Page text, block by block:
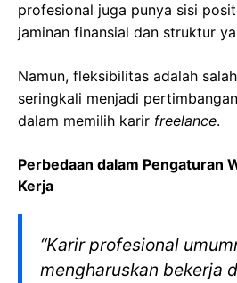
profesional juga punya sisi
jaminan finansial dan struktur
Namun, fleksibilitas adalah
seringkali menjadi
dalam memilih karir freelance.
Perbedaan dalam Pengaturan
Kerja
“Karir profesional
mengharuskan bekerja